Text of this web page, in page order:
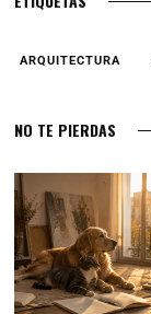
ARQUITECTURA
NO TE PIERDAS